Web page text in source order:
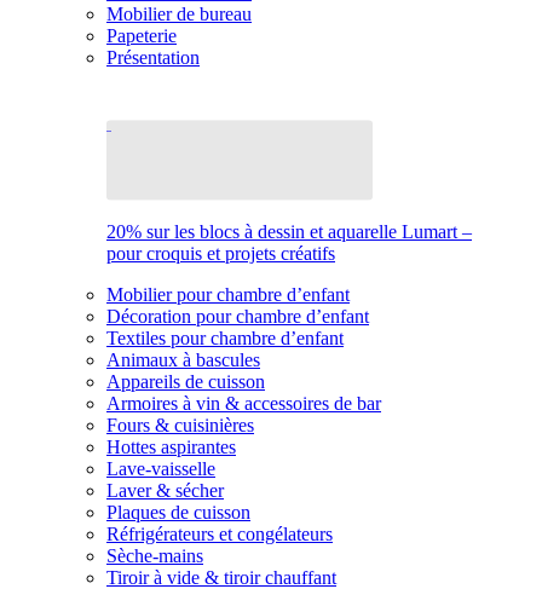
Mobilier de bureau
Papeterie
Présentation
20% sur les blocs à dessin et aquarelle Lumart –
pour croquis et projets créatifs
Mobilier pour chambre d’enfant
Décoration pour chambre d’enfant
Textiles pour chambre d’enfant
Animaux à bascules
Appareils de cuisson
Armoires à vin & accessoires de bar
Fours & cuisinières
Hottes aspirantes
Lave-vaisselle
Laver & sécher
Plaques de cuisson
Réfrigérateurs et congélateurs
Sèche-mains
Tiroir à vide & tiroir chauffant